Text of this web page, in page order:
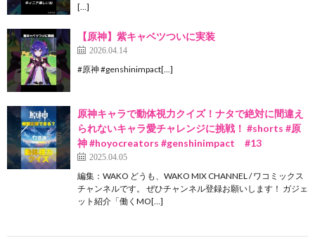
[…]
【原神】紫キャベツついに実装
2026.04.14
#原神 #genshinimpact[…]
原神キャラで動体視力クイズ！ナタで絶対に間違え
られないキャラ愛チャレンジに挑戦！ #shorts #原
神 #hoyocreators #genshinimpact #13
2025.04.05
編集：WAKO どうも、WAKO MIX CHANNEL / ワコミックス
チャンネルです。 ぜひチャンネル登録お願いします！ ガジェ
ット紹介「働くMO[…]